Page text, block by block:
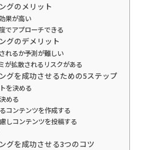
グのメリット
果が高い
でアプローチできる
グのデメリット
れるか予測が難しい
が拡散されるリスクがある
グを成功させるための5ステップ
を決める
める
コンテンツを作成する
しコンテンツを投稿する
グを成功させる3つのコツ